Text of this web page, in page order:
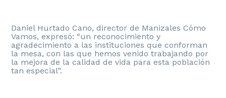
Daniel Hurtado Cano, director de Manizales Cómo
Vamos, expresó: “un reconocimiento y
agradecimiento a las instituciones que conforman
la mesa, con las que hemos venido trabajando por
la mejora de la calidad de vida para esta población
tan especial”.